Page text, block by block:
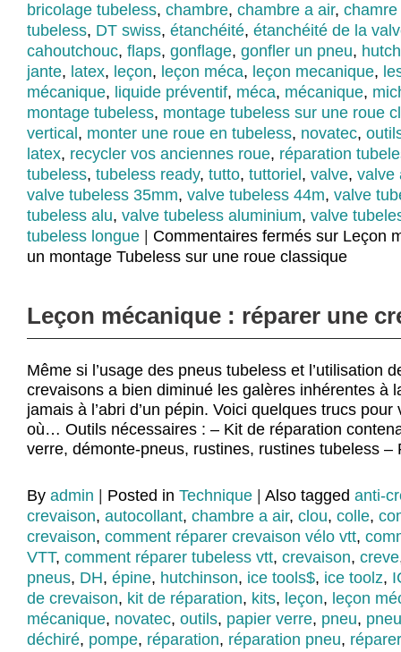
bricolage tubeless, chambre, chambre a air, chamre
tubeless, DT swiss, étanchéité, étanchéité de la
cahoutchouc, flaps, gonflage, gonfler un pneu,
jante, latex, leçon, leçon méca, leçon mecanique,
mécanique, liquide préventif, méca, mécanique,
montage tubeless, montage tubeless sur une roue
vertical , monter une roue en tubeless, novatec,
latex, recycler vos anciennes roue, réparation
tubeless, tubeless ready, tutto, tuttoriel , valve, valve
valve tubeless 35mm, valve tubeless 44m, valve
tubeless alu, valve tubeless aluminium, valve
tubeless longue
Commentaires fermés sur Leçon
un montage Tubeless sur une roue classique
Leçon mécanique : réparer une
Même si l’usage des pneus tubeless et l’utilisation
crevaisons a bien diminué les galères inhérentes à
jamais à l’abri d’un pépin. Voici quelques trucs
où… Outils nécessaires : – Kit de réparation
verre, démonte-pneus, rustines, rustines tubeless
By admin Posted in Technique Also tagged anti-
crevaison, autocollant, chambre a air, clou, colle,
crevaison, comment réparer crevaison vélo vtt,
VTT, comment réparer tubeless vtt, crevaison, creve
pneus, DH, épine, hutchinson, ice tools$, ice toolz,
de crevaison, kit de réparation, kits, leçon, leçon
mécanique, novatec, outils, papier verre, pneu,
déchiré, pompe, réparation, réparation pneu, réparer